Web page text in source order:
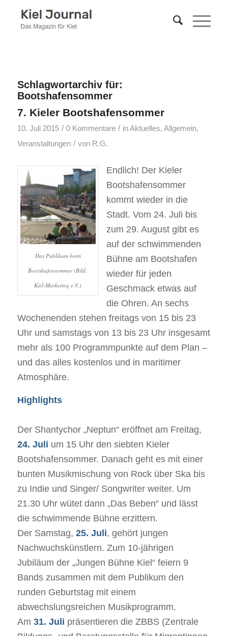
Schlagwortarchiv für:
Bootshafensommer
7. Kieler Bootshafensommer
10. Juli 2015 / 0 Kommentare / inAktuelles, Allgemein,
Veranstaltungen / von R.G.
Das Publikum beim
Bootshafensommer (Bild:
Kiel-Marketing e.V.)
Endlich! Der Kieler
Bootshafensommer
kommt wieder in die
Stadt. Vom 24. Juli bis
zum 29. August gibt es
auf der schwimmenden
Bühne am Bootshafen
wieder für jeden
Geschmack etwas auf
die Ohren. An sechs
Wochenenden stehen freitags von 15 bis 23
Uhr und samstags von 13 bis 23 Uhr insgesamt
mehr als 100 Programmpunkte auf dem Plan –
und das alles kostenlos und in maritimer
Atmosphäre.
Highlights
Der Shantychor „Neptun“ eröffnet am Freitag,
24. Juli um 15 Uhr den siebten Kieler
Bootshafensommer. Danach geht es mit einer
bunten Musikmischung von Rock über Ska bis
zu Indie und Singer/ Songwriter weiter. Um
21.30 Uhr wütet dann „Das Beben“ und lässt
die schwimmende Bühne erzittern.
Der Samstag, 25. Juli, gehört jungen
Nachwuchskünstlern. Zum 10-jährigen
Jubiläum der „Jungen Bühne Kiel“ feiern 9
Bands zusammen mit dem Publikum den
runden Geburtstag mit einem
abwechslungsreichen Musikprogramm.
Am 31. Juli präsentieren die ZBBS (Zentrale